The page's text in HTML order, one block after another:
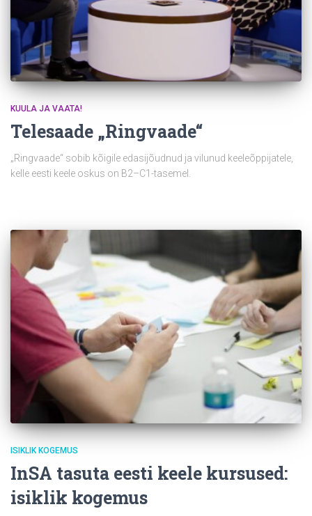
KUULA JA VAATA!
Telesaade „Ringvaade“
„Ringvaade“ sobib kõigile edasijõudnud ja vilunud keeleõppijatele,
kelle eesti keele oskus on B2–C1-tasemel.
ISIKLIK KOGEMUS
InSA tasuta eesti keele kursused:
isiklik kogemus